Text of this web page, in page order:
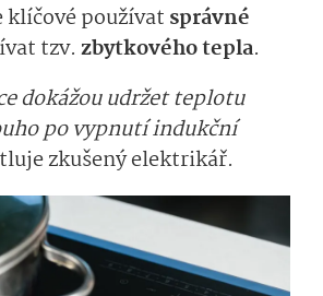
klíčové používat správné
tzv. zbytkového tepla.
dokážou udržet teplotu
po vypnutí indukční
zkušený elektrikář.